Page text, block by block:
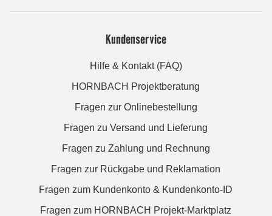
Kundenservice
Hilfe & Kontakt (FAQ)
HORNBACH Projektberatung
Fragen zur Onlinebestellung
Fragen zu Versand und Lieferung
Fragen zu Zahlung und Rechnung
Fragen zur Rückgabe und Reklamation
Fragen zum Kundenkonto & Kundenkonto-ID
Fragen zum HORNBACH Projekt-Marktplatz